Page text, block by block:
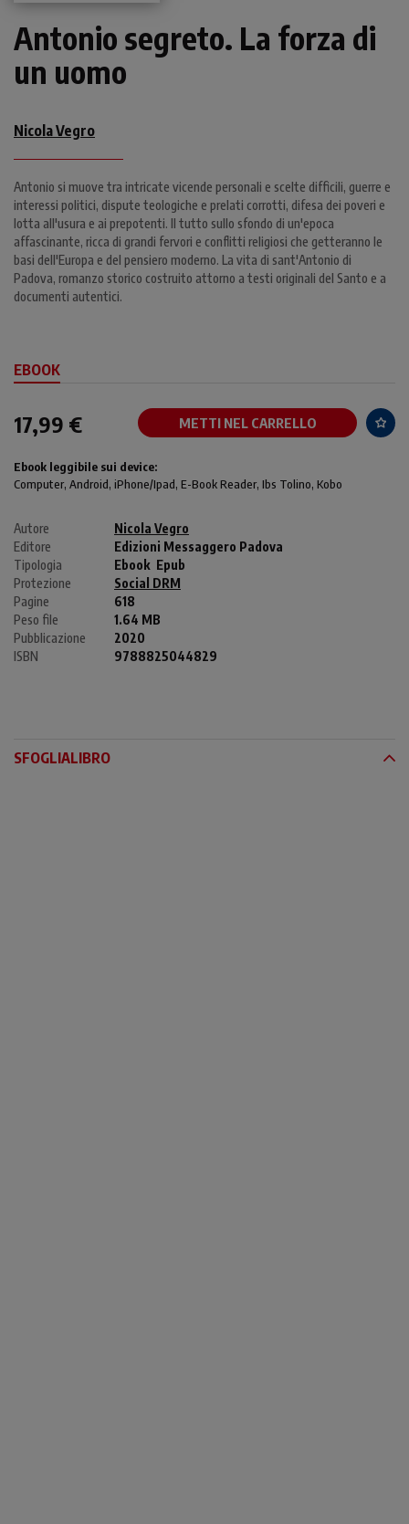
Antonio segreto. La forza di
un uomo
Nicola Vegro
Antonio si muove tra intricate vicende personali e scelte difficili, guerre e
interessi politici, dispute teologiche e prelati corrotti, difesa dei poveri e
lotta all'usura e ai prepotenti. Il tutto sullo sfondo di un'epoca
affascinante, ricca di grandi fervori e conflitti religiosi che getteranno le
basi dell'Europa e del pensiero moderno. La vita di sant'Antonio di
Padova, romanzo storico costruito attorno a testi originali del Santo e a
documenti autentici.
EBOOK
17,99 € METTI NEL CARRELLO
Ebook leggibile sui device:
Computer, Android, iPhone/Ipad, E-Book Reader, Ibs Tolino, Kobo
Autore
Nicola Vegro
Editore
Edizioni Messaggero Padova
Tipologia
Ebook Epub
Protezione
Social DRM
Pagine
618
Peso file
1.64 MB
Pubblicazione
2020
ISBN
9788825044829
SFOGLIALIBRO